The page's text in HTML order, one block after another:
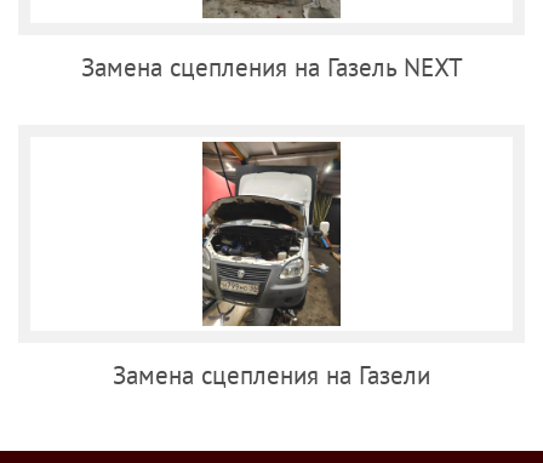
Замена сцепления на Газель NEXT
Замена сцепления на Газели